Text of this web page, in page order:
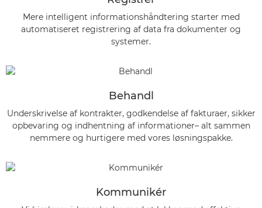
Mere intelligent informationshåndtering starter med
automatiseret registrering af data fra dokumenter og
systemer.
Behandl
Underskrivelse af kontrakter, godkendelse af fakturaer, sikker
opbevaring og indhentning af informationer– alt sammen
nemmere og hurtigere med vores løsningspakke.
Kommunikér